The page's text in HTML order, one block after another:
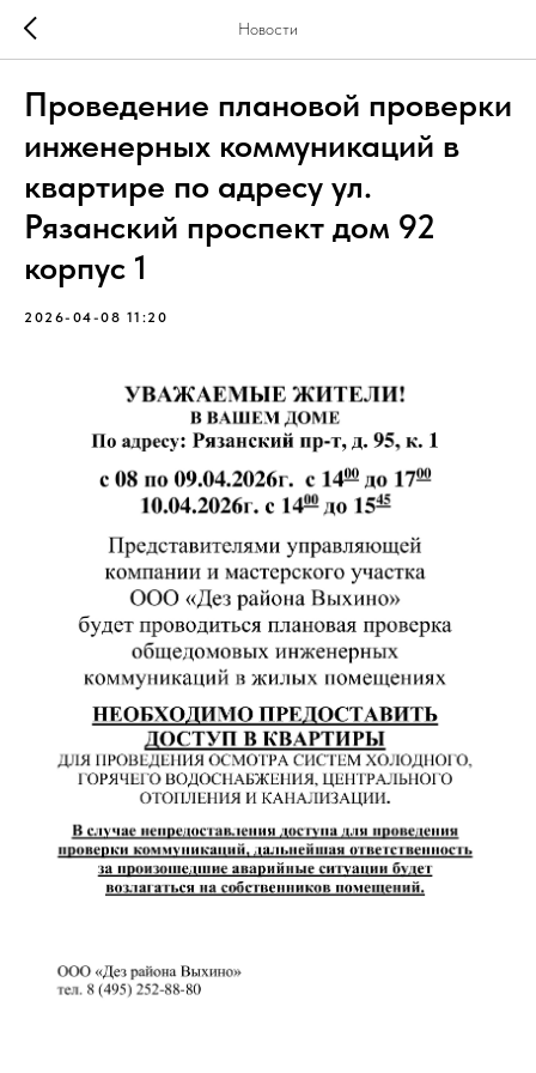
Новости
Проведение плановой проверки
инженерных коммуникаций в
квартире по адресу ул.
Рязанский проспект дом 92
корпус 1
2026-04-08 11:20